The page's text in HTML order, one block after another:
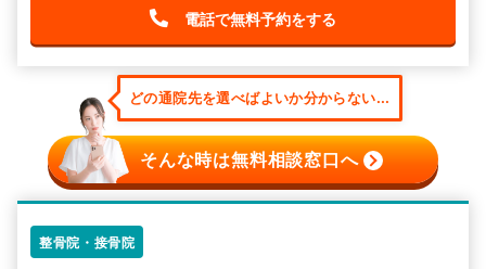
電話で無料予約をする
どの通院先を選べばよいか分からない...
そんな時は無料相談窓口へ
整骨院・接骨院